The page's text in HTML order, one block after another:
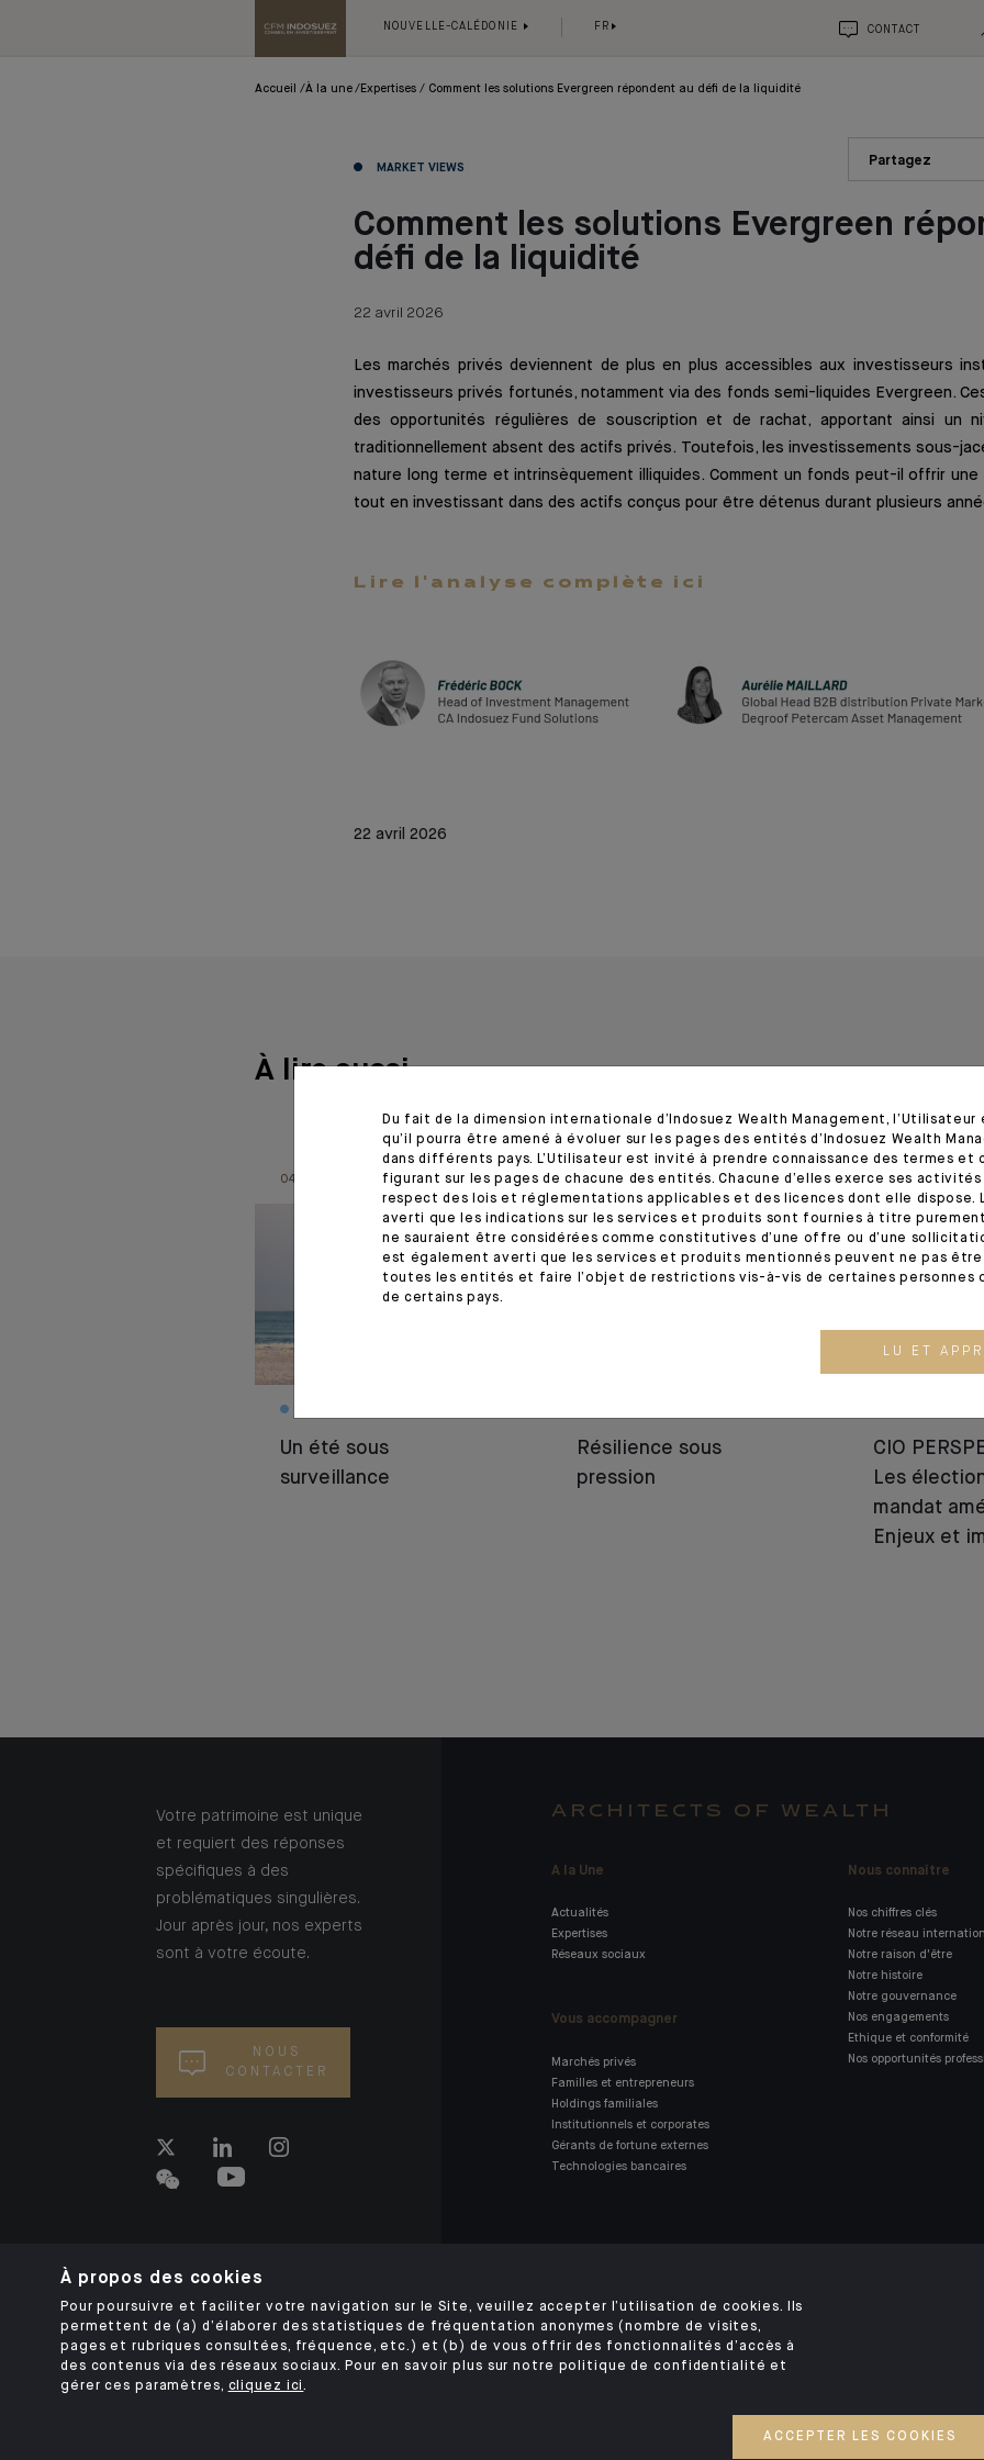
NOUVELLE-CALÉDONIE FR CONTACT
Accueil À la une Expertises Comment les solutions Evergreen répondent au défi de la liquidité
MARKET VIEWS Partagez
Comment les solutions Evergreen
défi de la liquidité
22 avril 2026
Les marchés privés deviennent de plus en plus accessibles aux investisseurs
investisseurs privés fortunés, notamment via des fonds semi-liquides Evergreen.
des opportunités régulières de souscription et de rachat, apportant ainsi un
traditionnellement absent des actifs privés. Toutefois, les investissements sous-
nature long terme et intrinsèquement illiquides. Comment un fonds peut-il offrir une
tout en investissant dans des actifs conçus pour être détenus durant plusieurs
Lire l'analyse complète ici
22 avril 2026
À lire aussi
04.08.26
Un été sous
surveillance
03.08.26
Résilience sous
pression
03.07.26
CIO
Les
mandat
Enjeux et
Votre patrimoine est unique
et requiert des réponses
spécifiques à des
problématiques singulières.
Jour après jour, nos experts
sont à votre écoute.
NOUS
CONTACTER
ARCHITECTS OF WEALTH
A la Une
Actualités
Expertises
Réseaux sociaux
Vous accompagner
Marchés privés
Familles et entrepreneurs
Holdings familiales
Institutionnels et corporates
Gérants de fortune externes
Technologies bancaires
Nous connaître
Nos chiffres clés
Notre réseau
Notre raison d'être
Notre histoire
Notre gouvernance
Nos engagements
Ethique et conformité
Nos opportunités
MENTIONS LÉGALES SÉCURITÉ DONNÉES PERSONNELLES
Du fait de la dimension internationale d’Indosuez Wealth Management, l’Utilisateur
qu’il pourra être amené à évoluer sur les pages des entités d’Indosuez Wealth
dans différents pays. L’Utilisateur est invité à prendre connaissance des termes et
figurant sur les pages de chacune des entités. Chacune d’elles exerce ses activités
respect des lois et réglementations applicables et des licences dont elle dispose.
averti que les indications sur les services et produits sont fournies à titre
ne sauraient être considérées comme constitutives d’une offre ou d’une
est également averti que les services et produits mentionnés peuvent ne pas être
toutes les entités et faire l’objet de restrictions vis-à-vis de certaines personnes
de certains pays.
LU ET
À propos des cookies
Pour poursuivre et faciliter votre navigation sur le Site, veuillez accepter l’utilisation de cookies. Ils
permettent de (a) d’élaborer des statistiques de fréquentation anonymes (nombre de visites,
pages et rubriques consultées, fréquence, etc.) et (b) de vous offrir des fonctionnalités d’accès à
des contenus via des réseaux sociaux. Pour en savoir plus sur notre politique de confidentialité et
gérer ces paramètres, cliquez ici.
ACCEPTER LES COOKIES